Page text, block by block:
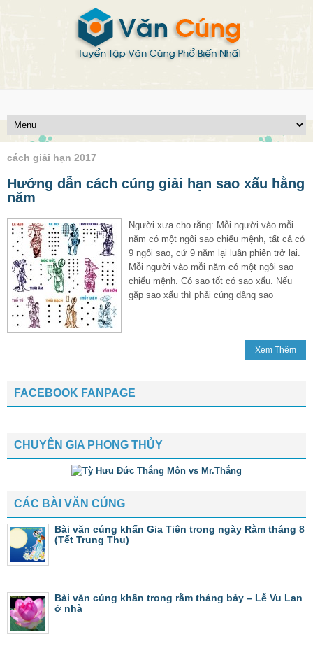
cách giải hạn 2017
Hướng dẫn cách cúng giải hạn sao xấu hằng
năm
Người xưa cho rằng: Mỗi người vào mỗi
năm có một ngôi sao chiếu mệnh, tất cả có
9 ngôi sao, cứ 9 năm lại luân phiên trở lại.
Mỗi người vào mỗi năm có một ngôi sao
chiếu mệnh. Có sao tốt có sao xấu. Nếu
gặp sao xấu thì phải cúng dâng sao
Xem Thêm
FACEBOOK FANPAGE
CHUYÊN GIA PHONG THỦY
CÁC BÀI VĂN CÚNG
Bài văn cúng khấn Gia Tiên trong ngày Rằm tháng 8
(Tết Trung Thu)
Bài văn cúng khấn trong rằm tháng bảy – Lễ Vu Lan
ở nhà